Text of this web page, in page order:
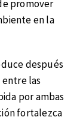
promover
en la
después
entre las
por ambas
fortalezca